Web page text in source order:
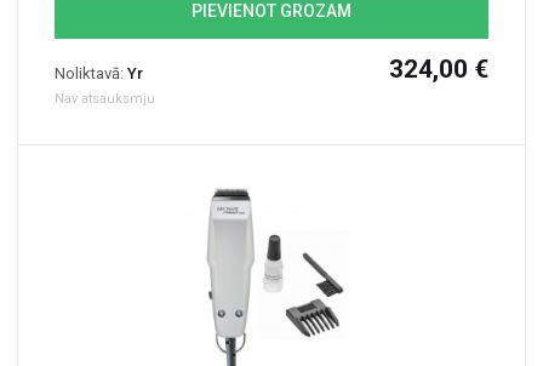
PIEVIENOT GROZAM
Noliktavā: Yr
Nav atsauksmju
324,00 €